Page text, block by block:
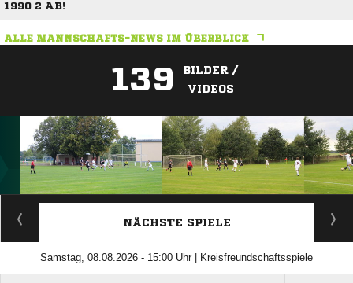
990 2 AB!
ALLE MANNSCHAFTS-NEWS IM ÜBERBLICK
139
BILDER /
VIDEOS
ANZEIGE
NÄCHSTE SPIELE
Samstag, 08.08.2026 - 15:00 Uhr | Kreisfreundschaftsspiele